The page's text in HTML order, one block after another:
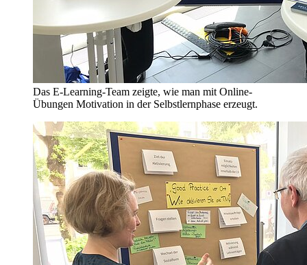
Das E-Learning-Team zeigte, wie man mit Online-
Übungen Motivation in der Selbstlernphase erzeugt.